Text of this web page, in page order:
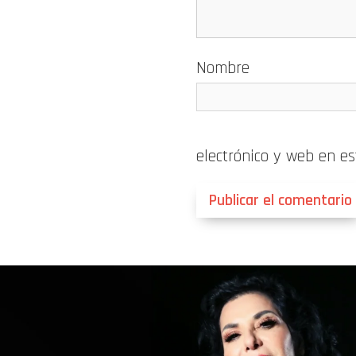
Nombre
electrónico y web en